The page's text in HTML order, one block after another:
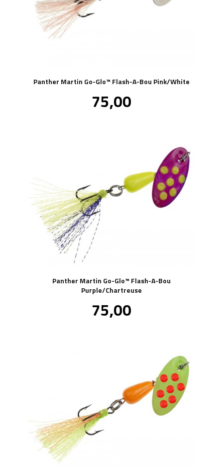
Panther Martin Go-Glo™ Flash-A-Bou Pink/White
Pris
75,00
Panther Martin Go-Glo™ Flash-A-Bou
Purple/Chartreuse
Pris
75,00